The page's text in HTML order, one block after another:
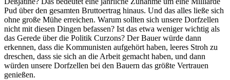
Pud über den gesamten Bruttoertrag hinaus. Und das alles ließe sich
ohne große Mühe erreichen. Warum sollten sich unsere Dorfzellen
nicht mit diesen Dingen befassen? Ist das etwa weniger wichtig als
das Gerede über die Politik Curzons? Der Bauer würde dann
erkennen, dass die Kommunisten aufgehört haben, leeres Stroh zu
dreschen, dass sie sich an die Arbeit gemacht haben, und dann
würden unsere Dorfzellen bei den Bauern das größte Vertrauen
genießen.